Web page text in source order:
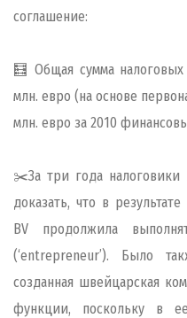
соглашение:
🧮 Общая сумма
млн. евро (на основе
млн. евро за 2010
✂️За три года налоговики
доказать, что в
BV продолжила
(‘entrepreneur’). Было
созданная швейцарская
функции, поскольку в